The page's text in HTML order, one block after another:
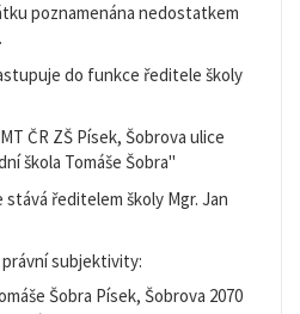
poznamenána nedostatkem
do funkce ředitele školy
ČR ZŠ Písek, Šobrova ulice
škola Tomáše Šobra"
stává ředitelem školy Mgr. Jan
právní subjektivity:
Šobra Písek, Šobrova 2070